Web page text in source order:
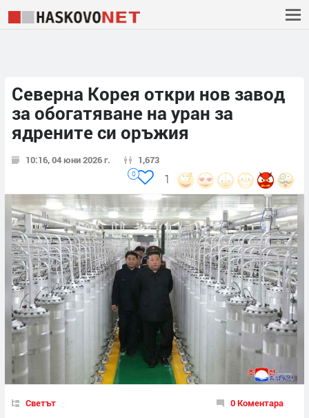
Северна Корея откри нов завод
за обогатяване на уран за
ядрените си оръжия
10:16, 04 юни 2026 г. 1,673
1
0
Светът 0 Коментара